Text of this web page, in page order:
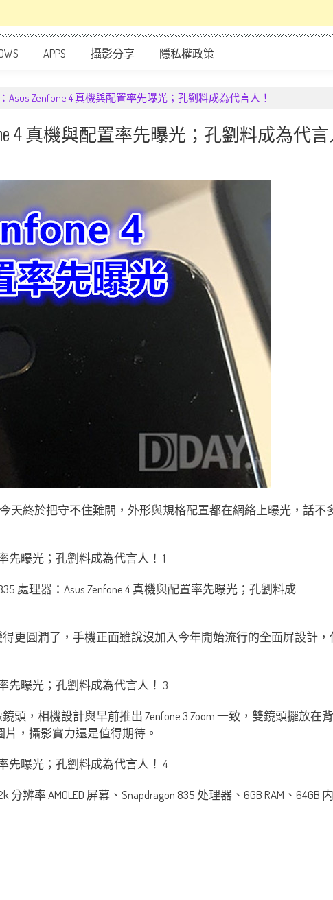
APPS 攝影分享 隱私權政策
Asus Zenfone 4 真機與配置率先曝光；孔劉料成為代言人！
4 真機與配置率先曝光；孔劉料成為代言
天終於把守不住難關，外形與規格配置都在網絡上曝光，話不
得更圓潤了，手機正面雖說沒加入今年開始流行的全面屏設計
頭，相機設計與早前推出 Zenfone 3 Zoom 一致，雙鏡頭擺放
，攝影實力還是值得期待。
辨率 AMOLED 屏幕、Snapdragon 835 处理器、6GB RAM、64GB